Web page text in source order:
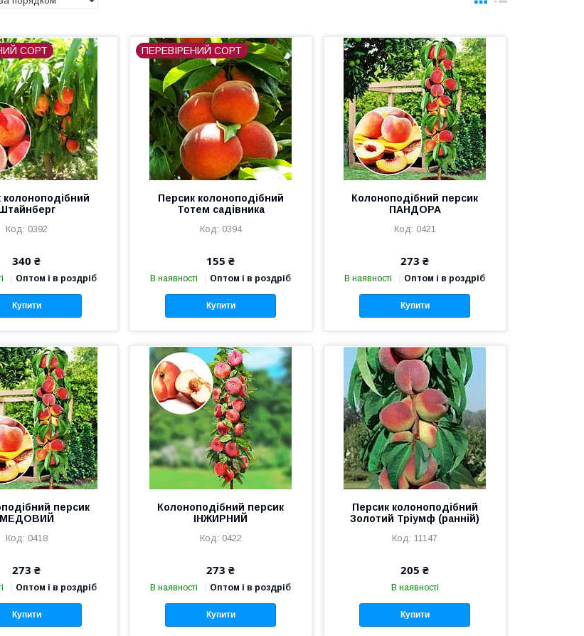
СОРТ
колоноподібний
0392
340 ₴
Оптом і в роздріб
Купити
ПЕРЕВІРЕНИЙ СОРТ
Персик колоноподібний
Тотем садівника
0394
155 ₴
В наявності Оптом і в роздріб
Купити
Колоноподібний персик
ПАНДОРА
0421
273 ₴
В наявності Оптом і в роздріб
Купити
персик
МЕДОВИЙ
0418
273 ₴
Оптом і в роздріб
Купити
Колоноподібний персик
ІНЖИРНИЙ
0422
273 ₴
В наявності Оптом і в роздріб
Купити
Персик колоноподібний
Золотий Тріумф (ранній)
11147
205 ₴
В наявності
Купити